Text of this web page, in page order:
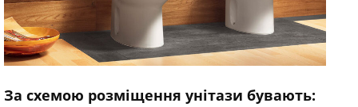
За схемою розміщення унітази бувають: